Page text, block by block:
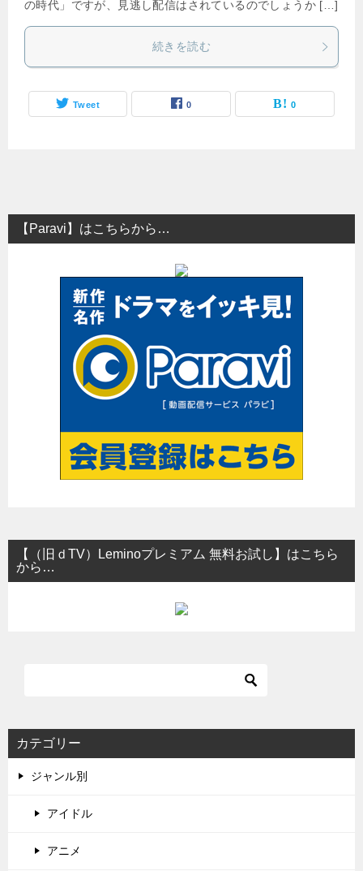
の時代」ですが、見逃し配信はされているのでしょうか […]
続きを読む
Tweet 0 0
【Paravi】はこちらから…
【（旧ｄTV）Leminoプレミアム 無料お試し】はこちら
から…
カテゴリー
ジャンル別
アイドル
アニメ